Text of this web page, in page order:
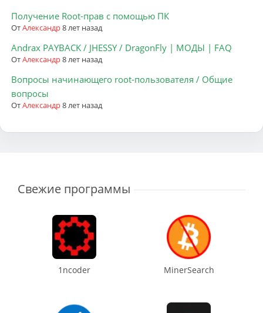
Получение Root-прав с помощью ПК
ОтАлександр8 лет назад
Andrax PAYBACK / JHESSY / DragonFly | МОДЫ | FAQ
ОтАлександр8 лет назад
Вопросы начинающего root-пользователя / Общие
вопросы
ОтАлександр8 лет назад
Свежие программы
1ncoder MinerSearch